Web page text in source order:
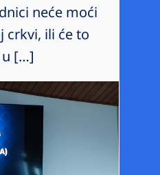
neće moći
crkvi, ili će to
u […]